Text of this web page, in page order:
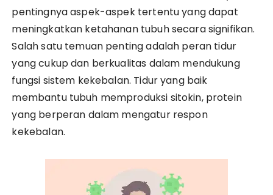
pentingnya aspek-aspek tertentu yang dapat
meningkatkan ketahanan tubuh secara signifikan.
Salah satu temuan penting adalah peran tidur
yang cukup dan berkualitas dalam mendukung
fungsi sistem kekebalan. Tidur yang baik
membantu tubuh memproduksi sitokin, protein
yang berperan dalam mengatur respon
kekebalan.